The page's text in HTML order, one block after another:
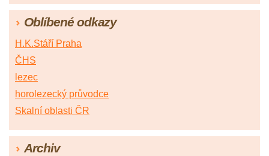
Oblíbené odkazy
H.K.Stáří Praha
ČHS
lezec
horolezecký průvodce
Skalní oblasti ČR
Archiv